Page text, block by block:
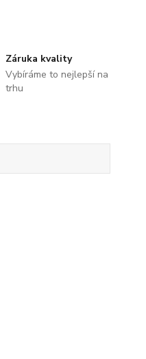
Záruka kvality
Vybíráme to nejlepší na
trhu